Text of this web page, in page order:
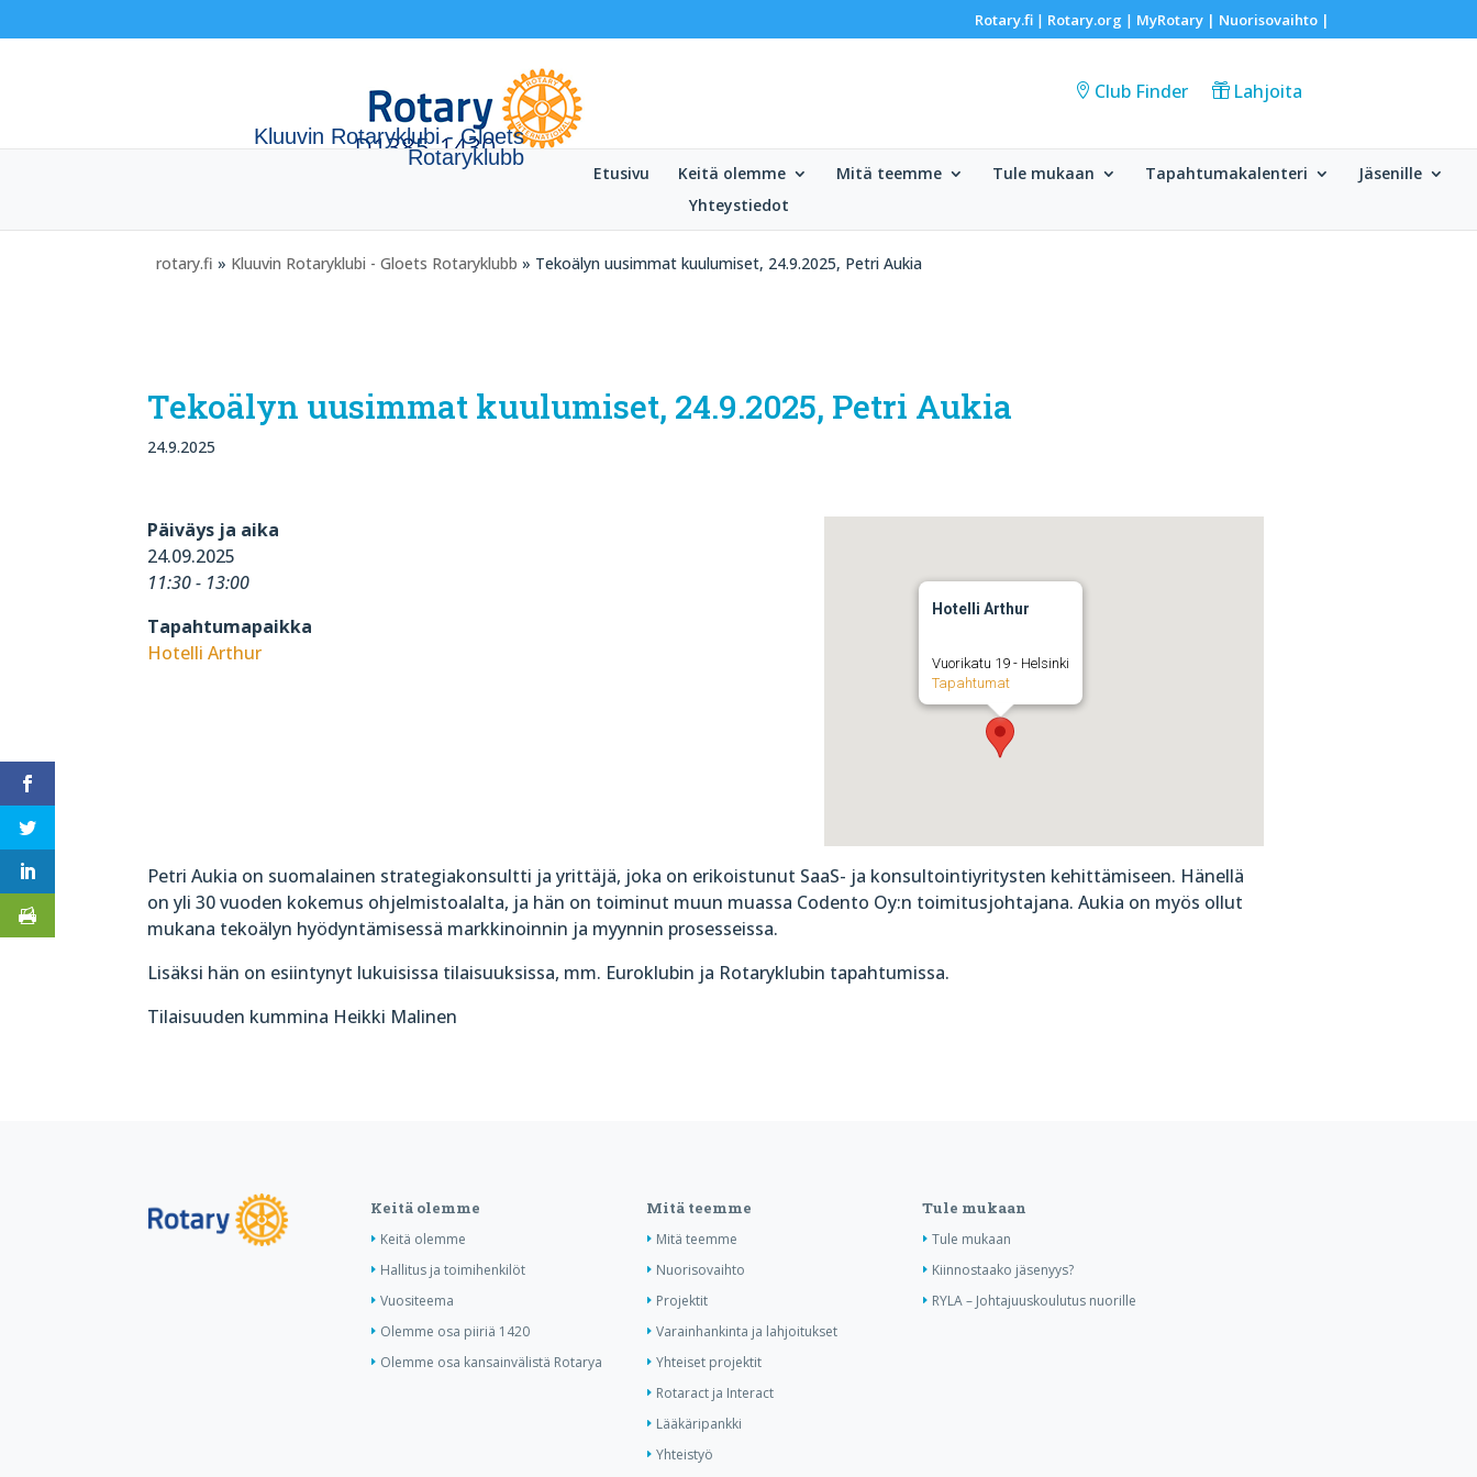
Rotary.fi| Rotary.org | MyRotary | Nuorisovaihto|
Kluuvin Rotaryklubi - Gloets
Rotaryklubb
Club Finder Lahjoita
Etusivu Keitä olemme Mitä teemme Tule mukaan Tapahtumakalenteri
Jäsenille
Yhteystiedot
rotary.fi » Kluuvin Rotaryklubi - Gloets Rotaryklubb » Tekoälyn uusimmat kuulumiset, 24.9.2025, Petri Aukia
Tekoälyn uusimmat kuulumiset, 24.9.2025, Petri Aukia
24.9.2025
Hotelli Arthur
Vuorikatu 19 - Helsinki
Tapahtumat
Päiväys ja aika
24.09.2025
11:30 - 13:00
Tapahtumapaikka
Hotelli Arthur
Petri Aukia on suomalainen strategiakonsultti ja yrittäjä, joka on erikoistunut SaaS- ja konsultointiyritysten kehittämiseen. Hänellä
on yli 30 vuoden kokemus ohjelmistoalalta, ja hän on toiminut muun muassa Codento Oy:n toimitusjohtajana. Aukia on myös ollut
mukana tekoälyn hyödyntämisessä markkinoinnin ja myynnin prosesseissa.
Lisäksi hän on esiintynyt lukuisissa tilaisuuksissa, mm. Euroklubin ja Rotaryklubin tapahtumissa.
Tilaisuuden kummina Heikki Malinen
Keitä olemme
Keitä olemme
Hallitus ja toimihenkilöt
Vuositeema
Olemme osa piiriä 1420
Olemme osa kansainvälistä Rotarya
Mitä teemme
Mitä teemme
Nuorisovaihto
Projektit
Varainhankinta ja lahjoitukset
Yhteiset projektit
Rotaract ja Interact
Lääkäripankki
Yhteistyö
Tule mukaan
Tule mukaan
Kiinnostaako jäsenyys?
RYLA – Johtajuuskoulutus nuorille